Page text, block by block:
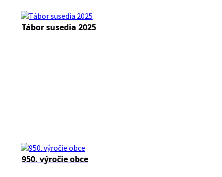
Tábor susedia 2025
950. výročie obce